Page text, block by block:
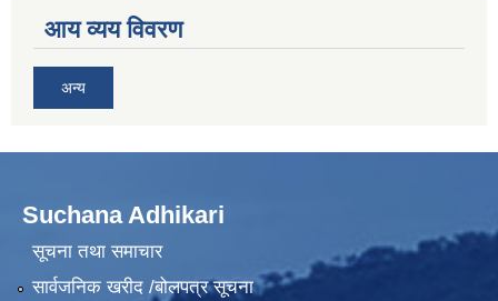
आय व्यय विवरण
अन्य
Suchana Adhikari
सूचना तथा समाचार
सार्वजनिक खरीद /बोलपत्र सूचना